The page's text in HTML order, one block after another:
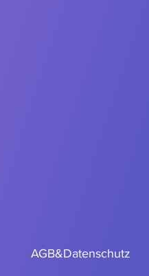
AGB&Datenschutz